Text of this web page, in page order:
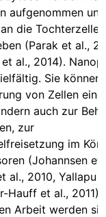
aufgenommen
die Tochterzellen
(Parak et al.,
et al., 2014).
Sie können
von Zellen
auch zur
zur
im
(Johannsen et
al., 2010, Yallapu
Hauff et al.,
Arbeit werden